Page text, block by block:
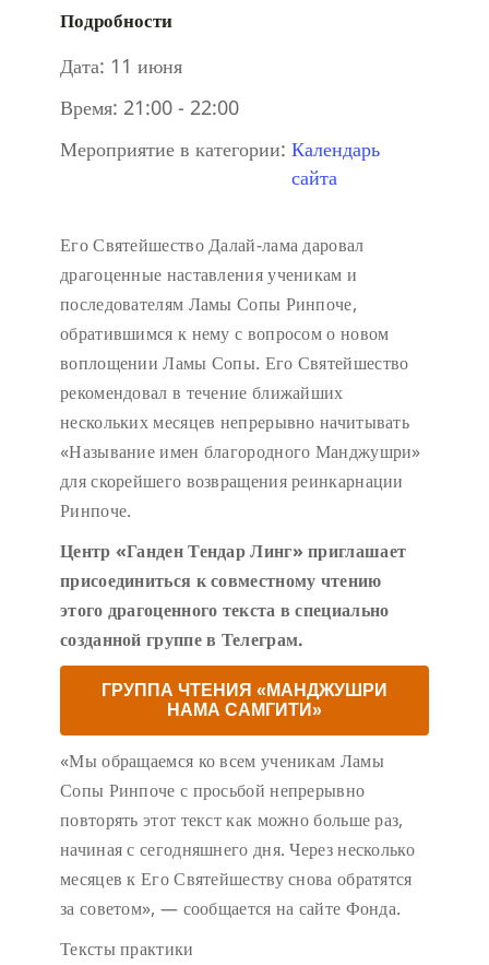
Подробности
Дата: 11 июня
Время: 21:00 - 22:00
Мероприятие в категории: Календарь
сайта
Его Святейшество Далай-лама даровал
драгоценные наставления ученикам и
последователям Ламы Сопы Ринпоче,
обратившимся к нему с вопросом о новом
воплощении Ламы Сопы. Его Святейшество
рекомендовал в течение ближайших
нескольких месяцев непрерывно начитывать
«Называние имен благородного Манджушри»
для скорейшего возвращения реинкарнации
Ринпоче.
Центр «Ганден Тендар Линг» приглашает
присоединиться к совместному чтению
этого драгоценного текста в специально
созданной группе в Телеграм.
ГРУППА ЧТЕНИЯ «МАНДЖУШРИ
НАМА САМГИТИ»
«Мы обращаемся ко всем ученикам Ламы
Сопы Ринпоче с просьбой непрерывно
повторять этот текст как можно больше раз,
начиная с сегодняшнего дня. Через несколько
месяцев к Его Святейшеству снова обратятся
за советом», — сообщается на сайте Фонда.
Тексты практики